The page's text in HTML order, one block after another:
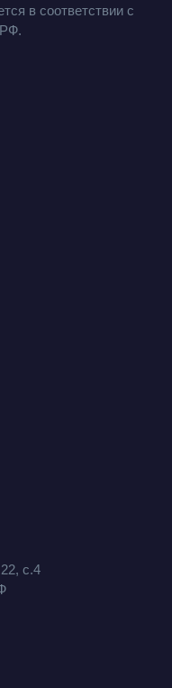
в соответствии с
с.4